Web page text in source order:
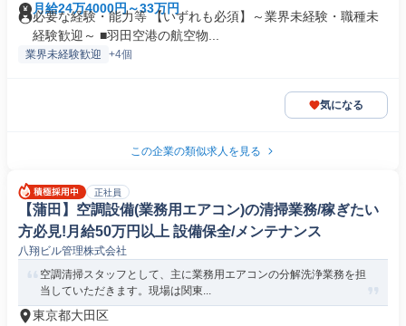
月給24万4000円～33万円
必要な経験・能力等 【いずれも必須】～業界未経験・職種未
経験歓迎～ ■羽田空港の航空物...
業界未経験歓迎 +4個
気になる
この企業の類似求人を見る
正社員
【蒲田】空調設備(業務用エアコン)の清掃業務/稼ぎたい
方必見!月給50万円以上 設備保全/メンテナンス
八翔ビル管理株式会社
空調清掃スタッフとして、主に業務用エアコンの分解洗浄業務を担
当していただきます。現場は関東...
東京都大田区